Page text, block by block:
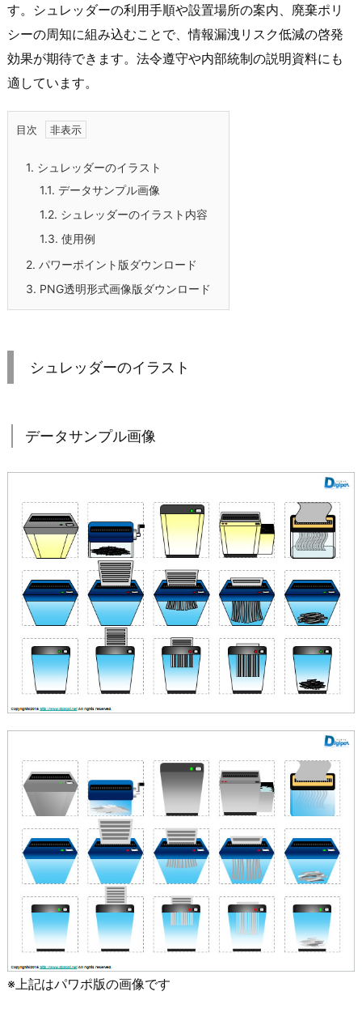
す。シュレッダーの利用手順や設置場所の案内、廃棄ポリ
シーの周知に組み込むことで、情報漏洩リスク低減の啓発
効果が期待できます。法令遵守や内部統制の説明資料にも
適しています。
目次
1. シュレッダーのイラスト
1.1. データサンプル画像
1.2. シュレッダーのイラスト内容
1.3. 使用例
2. パワーポイント版ダウンロード
3. PNG透明形式画像版ダウンロード
シュレッダーのイラスト
データサンプル画像
※上記はパワポ版の画像です